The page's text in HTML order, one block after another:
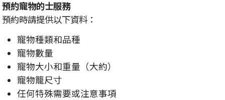
預約寵物的士服務
預約時請提供以下資料：
寵物種類和品種
寵物數量
寵物大小和重量（大約）
寵物籠尺寸
任何特殊需要或注意事項